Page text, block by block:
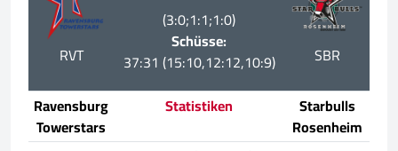
RVT
(3:0;1:1;1:0)
Schüsse:
37:31 (15:10,12:12,10:9)
SBR
Ravensburg
Towerstars
Statistiken
Starbulls
Rosenheim